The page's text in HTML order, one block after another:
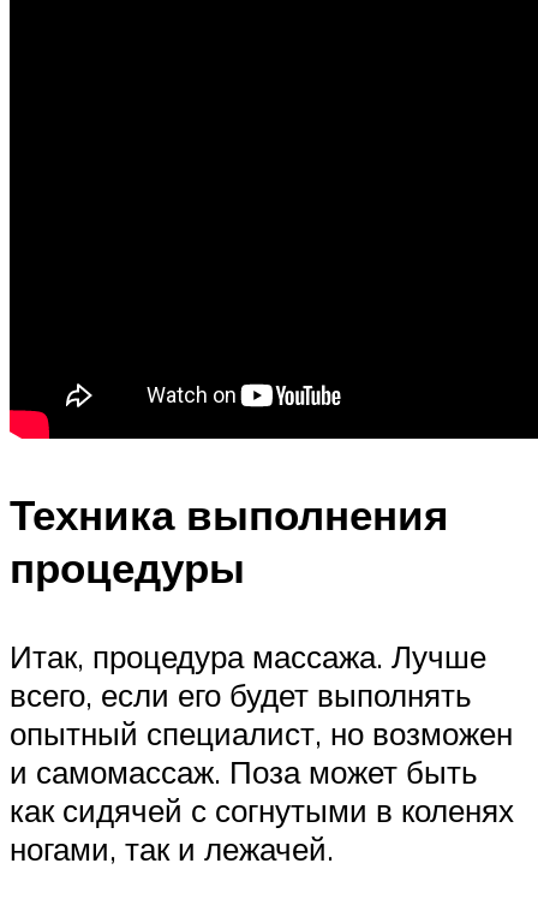
Техника выполнения
процедуры
Итак, процедура массажа. Лучше
всего, если его будет выполнять
опытный специалист, но возможен
и самомассаж. Поза может быть
как сидячей с согнутыми в коленях
ногами, так и лежачей.